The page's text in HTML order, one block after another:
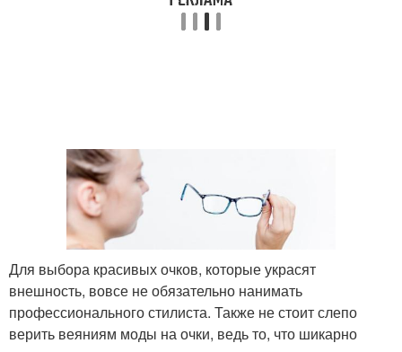
Для выбора красивых очков, которые украсят
внешность, вовсе не обязательно нанимать
профессионального стилиста. Также не стоит слепо
верить веяниям моды на очки, ведь то, что шикарно